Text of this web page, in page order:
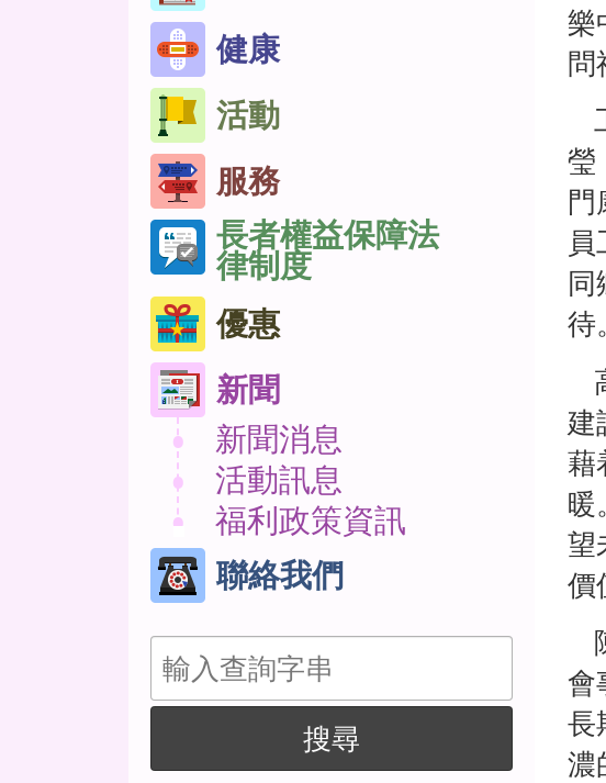
健康
活動
服務
長者權益保障法
律制度
優惠
新聞
新聞消息
活動訊息
福利政策資訊
聯絡我們
搜
尋
搜尋
樂
問
瑩
門
同
待。
建
藉
暖
望
價
會
長
濃